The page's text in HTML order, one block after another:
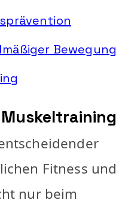
Bewegung
Fitness und
nur beim